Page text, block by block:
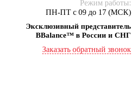
Режим работы:
ПН-ПТ с 09 до 17 (МСК)
Эксклюзивный представитель
BBalance™ в России и СНГ
Заказать обратный звонок